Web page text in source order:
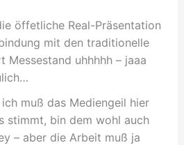
öffetliche Real-Präsentation
mit den traditionelle
Messestand uhhhhh – jaaa
muß das Mediengeil hier
stimmt, bin dem wohl auch
– aber die Arbeit muß ja